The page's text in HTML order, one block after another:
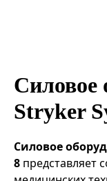
Силовое
Stryker
Силовое
8 представляет